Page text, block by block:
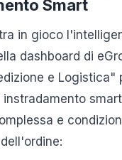
Smart
in gioco
dashboard di
e Logistica"
e